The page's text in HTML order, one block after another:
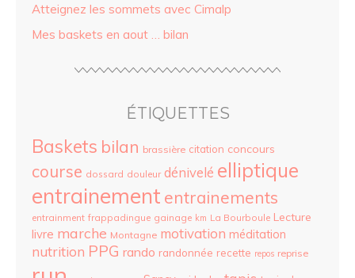
Atteignez les sommets avec Cimalp
Mes baskets en aout … bilan
ÉTIQUETTES
Baskets bilan brassière citation concours
course dossard douleur dénivelé elliptique
entrainement entrainements
entrainment frappadingue gainage km La Bourboule Lecture
livre marche Montagne motivation méditation
nutrition PPG rando randonnée recette repos reprise